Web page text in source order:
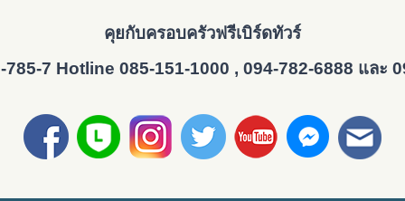
คุยกับครอบครัวฟรีเบิร์ดทัวร์
785-7 Hotline 085-151-1000 , 094-782-6888 และ